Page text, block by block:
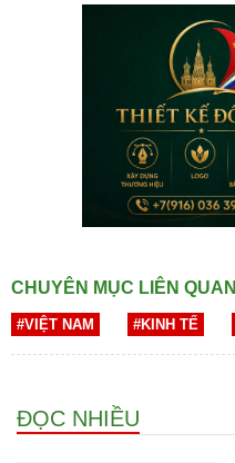
CHUYÊN MỤC LIÊN QUAN
#VIỆT NAM #KINH TẾ
ĐỌC NHIỀU